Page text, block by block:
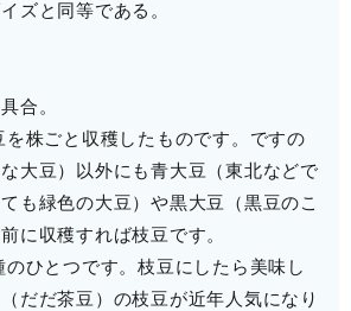
ズと同等である。
合。
を株ごと収穫したものです。ですの
大豆）以外にも青大豆（東北などで
も緑色の大豆）や黒大豆（黒豆のこ
に収穫すれば枝豆です。
ひとつです。枝豆にしたら美味し
だだ茶豆）の枝豆が近年人気になり